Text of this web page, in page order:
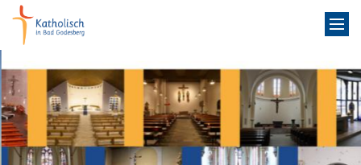
Zum Inhalt springen